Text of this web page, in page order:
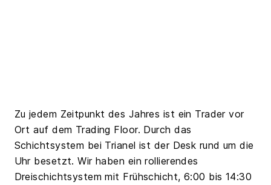
Zu jedem Zeitpunkt des Jahres ist ein Trader vor
Ort auf dem Trading Floor. Durch das
Schichtsystem bei Trianel ist der Desk rund um die
Uhr besetzt. Wir haben ein rollierendes
Dreischichtsystem mit Frühschicht, 6:00 bis 14:30